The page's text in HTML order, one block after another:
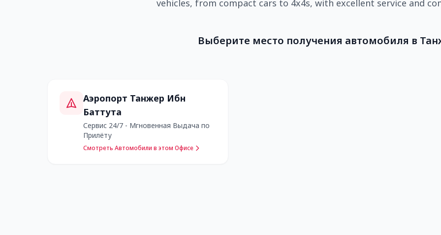
vehicles, from compact cars to 4x4s, with excellent service and
Выберите место получения автомобиля в
Аэропорт Танжер Ибн
Баттута
Сервис 24/7 - Мгновенная Выдача по
Прилёту
Смотреть Автомобили в этом Офисе